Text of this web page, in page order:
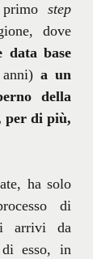
primostep
dove
data base
a un
della
per di più,
ha solo
di
arrivi da
esso, in